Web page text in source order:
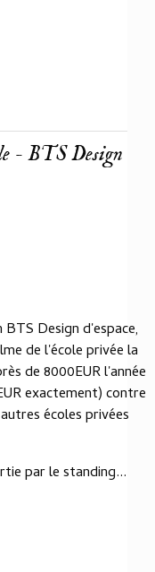
- BTS Design
Design d'espace,
de l'école privée la
de 8000EUR l'année
exactement) contre
écoles privées
par le standing...